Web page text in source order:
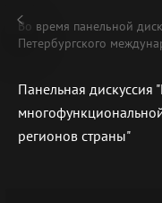
В АРХИВЕ
Во время панельной
Петербургского
Панельная дискуссия
регионов страны"